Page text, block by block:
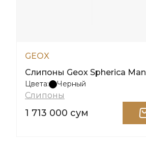
GEOX
Слипоны Geox Spherica Man
Цвета: Черный
Слипоны
1 713 000 сум